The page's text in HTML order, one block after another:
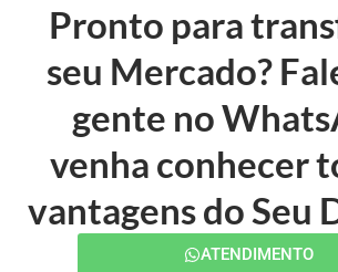
Pronto para
seu Mercado?
gente no
venha conhecer
vantagens do Seu
ATENDIMENTO